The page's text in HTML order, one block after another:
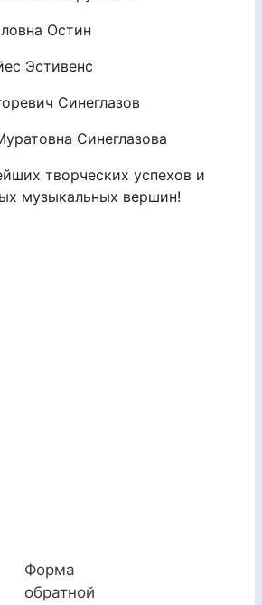
Остин
Эстивенс
Синеглазов
Синеглазова
творческих успехов и
музыкальных вершин!
Форма
обратной